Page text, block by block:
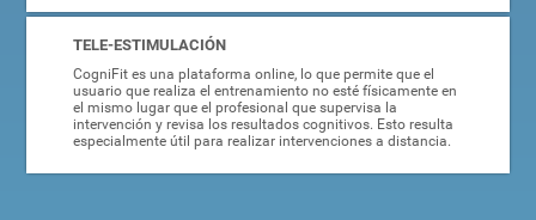
TELE-ESTIMULACIÓN
CogniFit es una plataforma online, lo que permite que el
usuario que realiza el entrenamiento no esté físicamente en
el mismo lugar que el profesional que supervisa la
intervención y revisa los resultados cognitivos. Esto resulta
especialmente útil para realizar intervenciones a distancia.